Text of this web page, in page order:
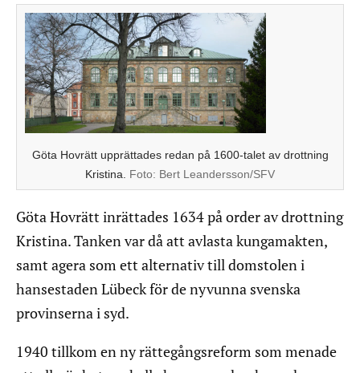
Göta Hovrätt upprättades redan på 1600-talet av drottning
Kristina. Foto: Bert Leandersson/SFV
Göta Hovrätt inrättades 1634 på order av drottning
Kristina. Tanken var då att avlasta kungamakten,
samt agera som ett alternativ till domstolen i
hansestaden Lübeck för de nyvunna svenska
provinserna i syd.
1940 tillkom en ny rättegångsreform som menade